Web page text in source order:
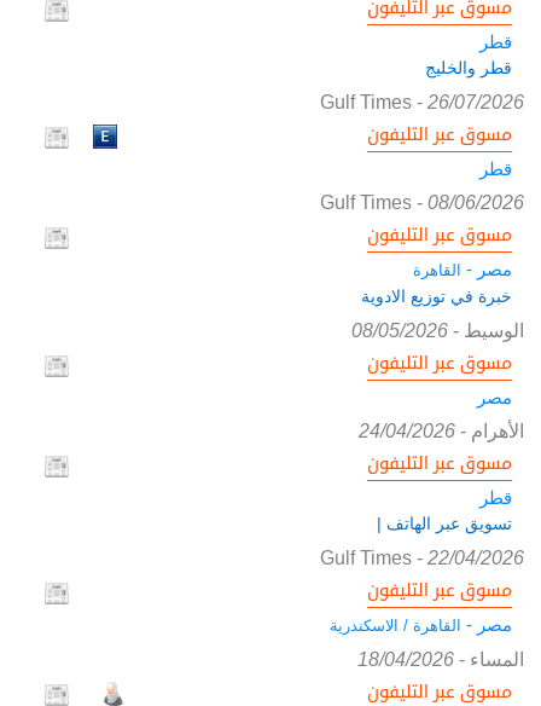
مسوق عبر التليفون
قطر
قطر والخليج
Gulf Times- 26/07/2026
مسوق عبر التليفون
قطر
Gulf Times- 08/06/2026
مسوق عبر التليفون
مصر - القاهرة
خبرة في توزيع الادوية
الوسيط -
08/05/2026
مسوق عبر التليفون
مصر
الأهرام -
24/04/2026
مسوق عبر التليفون
قطر
تسويق عبر الهاتف |
Gulf Times- 22/04/2026
مسوق عبر التليفون
مصر - القاهرة / الاسكندرية
المساء -
18/04/2026
مسوق عبر التليفون